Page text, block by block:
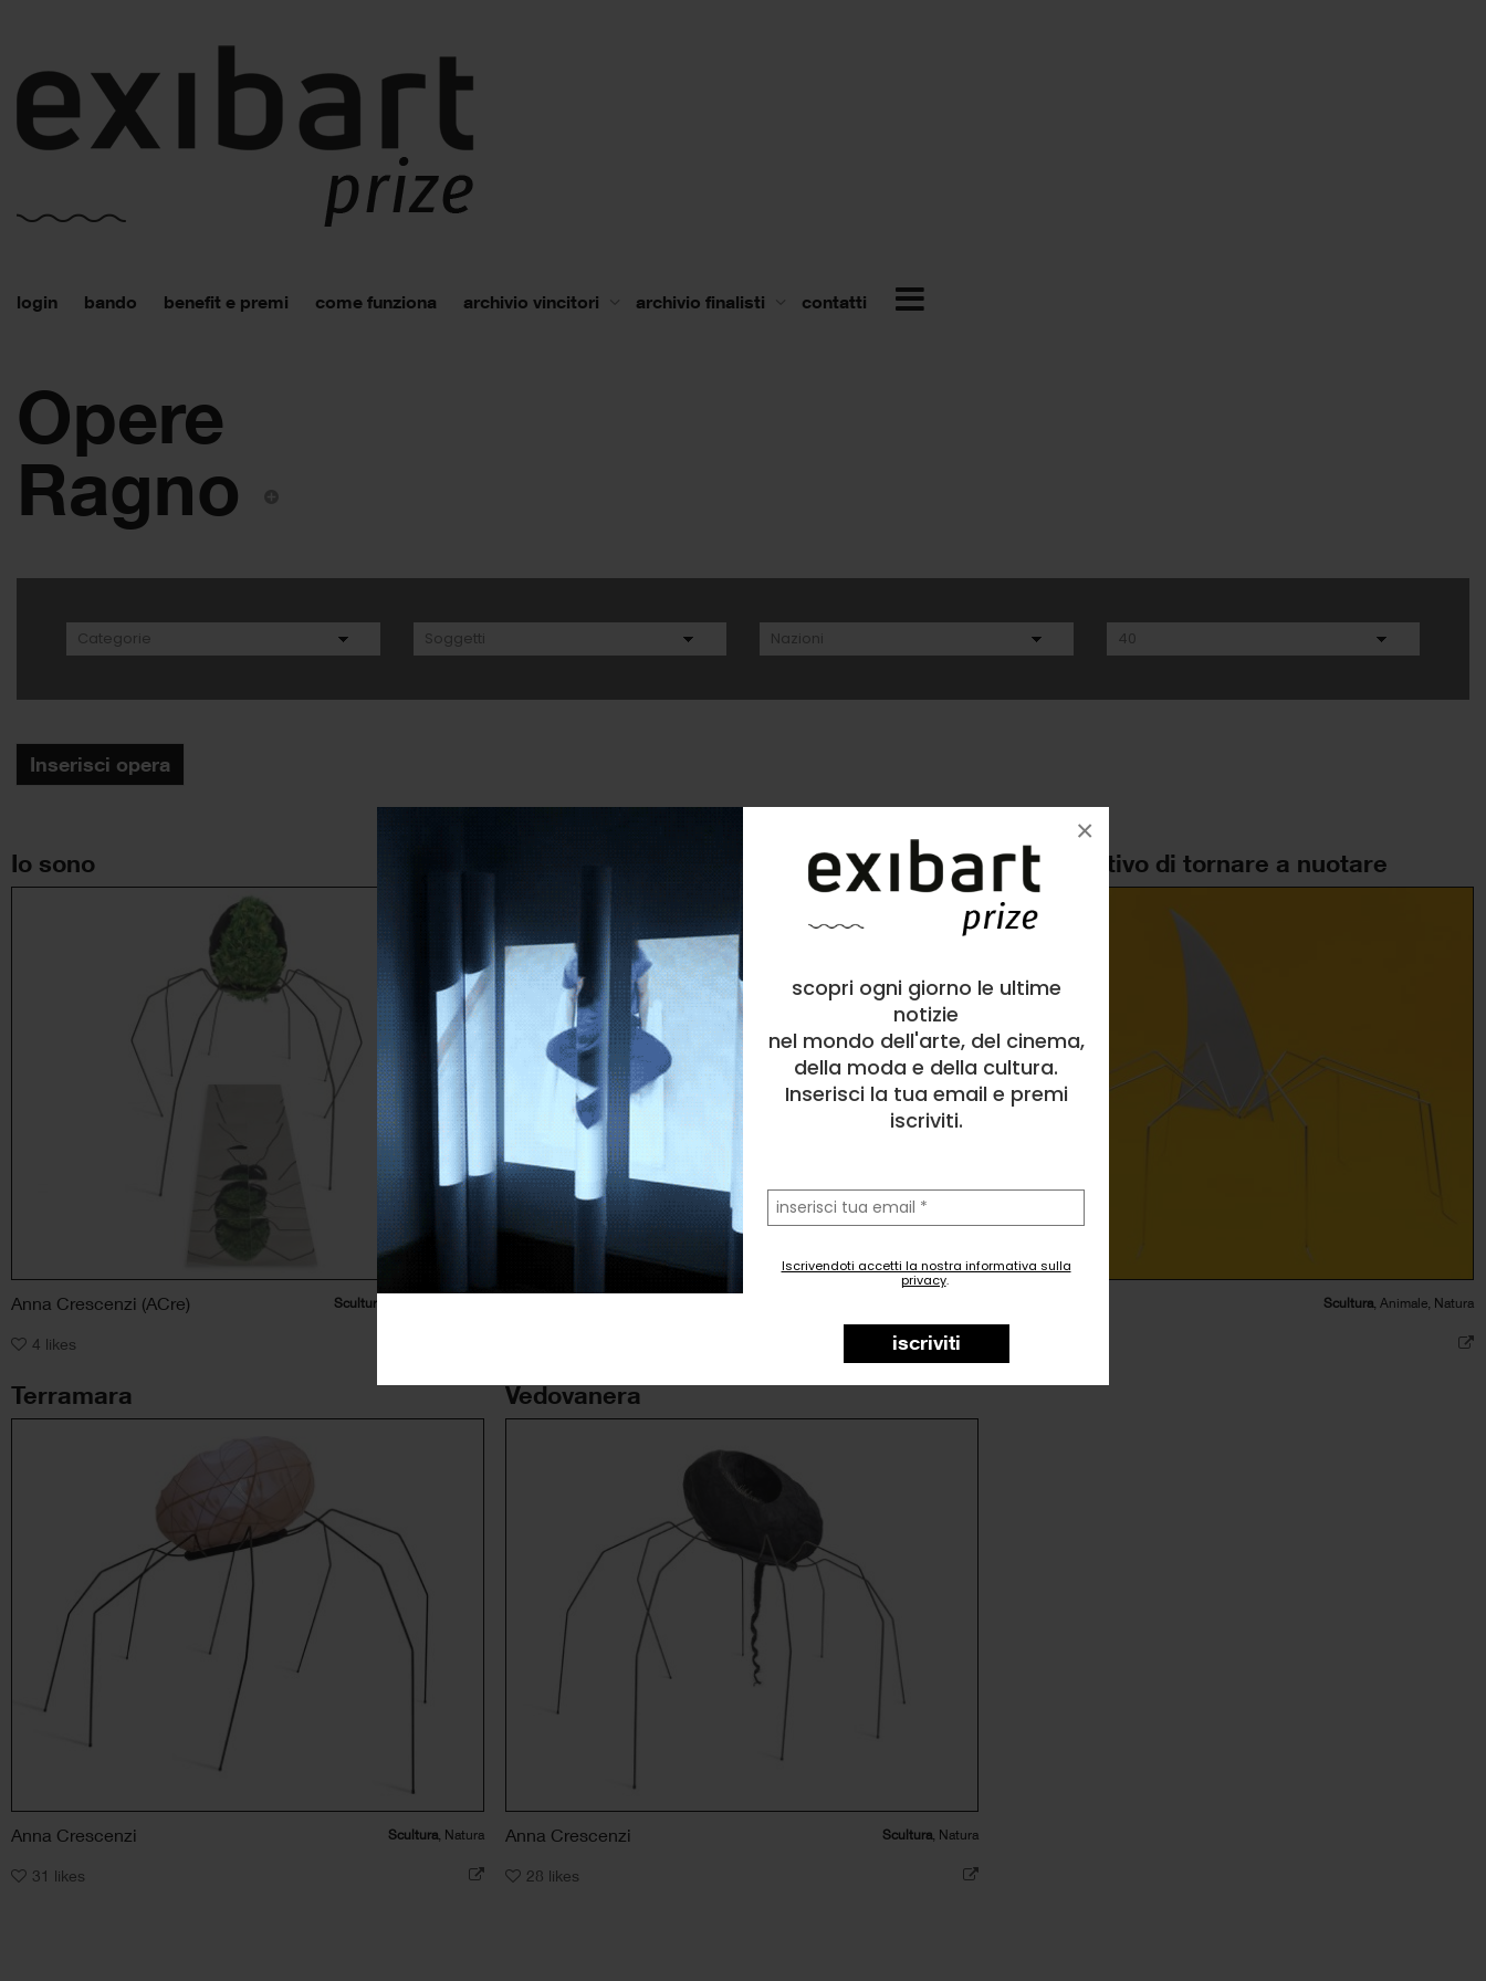
scopri ogni giorno le ultime
notizie
nel mondo dell'arte, del cinema,
della moda e della cultura.
Inserisci la tua email e premi
iscriviti.
la
tua
email
Iscrivendoti accetti la nostra informativa sulla
privacy.
iscriviti
×
login bando benefit e premi come funziona archivio vincitori archivio finalisti contatti
Opere
Ragno
Inserisci opera
Io sono
Anna Crescenzi (ACre) Scultura
4 likes
Crogiuolo Nel tentativo di tornare a nuotare
Scultura, Animale, Natura
Terramara
Anna Crescenzi Scultura, Natura
31 likes
Vedovanera
Anna Crescenzi Scultura, Natura
28 likes